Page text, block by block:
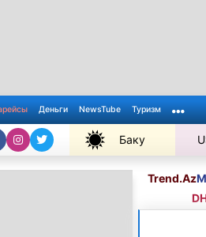
Деньги NewsTube Туризм
Баку
+26℃
Trend.Az